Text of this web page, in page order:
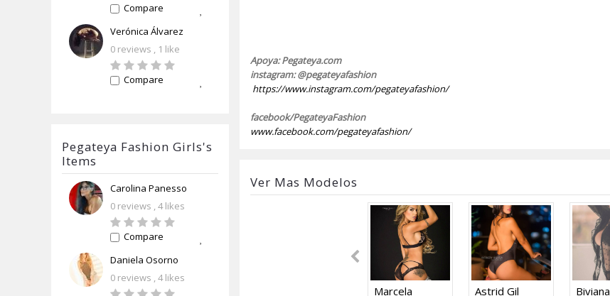
Compare
Verónica Álvarez
0 reviews
, 1 like
Compare
Pegateya Fashion Girls's
Items
Carolina Panesso
0 reviews , 4 likes
Compare
Daniela Osorno
0 reviews , 4 likes
Apoya: Pegateya.com
instagram: @pegateyafashion
https://www.instagram.com/pegateyafashion/
facebook/PegateyaFashion
www.facebook.com/pegateyafashion/
Ver Mas Modelos
Marcela
Astrid Gil
Biviana